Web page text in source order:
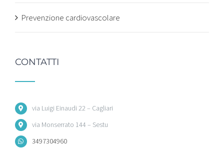
Prevenzione cardiovascolare
CONTATTI
via Luigi Einaudi 22 – Cagliari
via Monserrato 144 – Sestu
3497304960